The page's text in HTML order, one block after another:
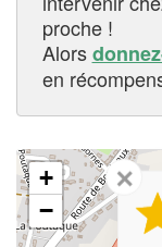
proche !
Alors
en
+
−
✕